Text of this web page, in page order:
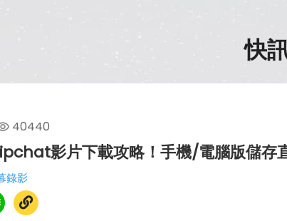
快
40440
影片下載攻略！手機/電腦版儲存
錄影